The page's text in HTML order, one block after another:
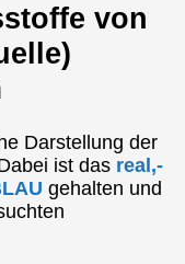
von
Darstellung der
ist das real,-
gehalten und